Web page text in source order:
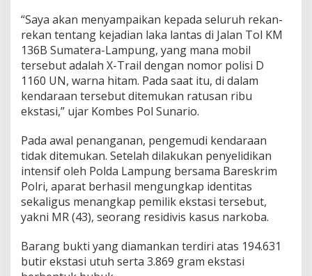
i
m
P
o
r
i
e
a
p
k
n
M
R
e
a
“Saya akan menyampaikan kepada seluruh rekan-
rekan tentang kejadian laka lantas di Jalan Tol KM
136B Sumatera-Lampung, yang mana mobil
tersebut adalah X-Trail dengan nomor polisi D
1160 UN, warna hitam. Pada saat itu, di dalam
kendaraan tersebut ditemukan ratusan ribu
ekstasi,” ujar Kombes Pol Sunario.
Pada awal penanganan, pengemudi kendaraan
tidak ditemukan. Setelah dilakukan penyelidikan
intensif oleh Polda Lampung bersama Bareskrim
Polri, aparat berhasil mengungkap identitas
sekaligus menangkap pemilik ekstasi tersebut,
yakni MR (43), seorang residivis kasus narkoba.
Barang bukti yang diamankan terdiri atas 194.631
butir ekstasi utuh serta 3.869 gram ekstasi